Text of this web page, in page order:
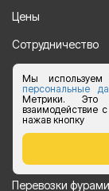
Мы используем
персональные
Метрики. Это
взаимодействие
нажав кнопку
Цены
Сотрудничество
Отзывы
Партнеры
Акции
Перевозки фурами